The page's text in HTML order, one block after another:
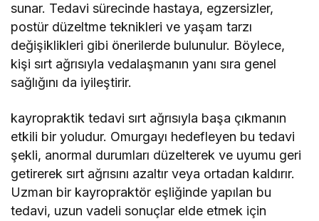
sunar. Tedavi sürecinde hastaya, egzersizler,
postür düzeltme teknikleri ve yaşam tarzı
değişiklikleri gibi önerilerde bulunulur. Böylece,
kişi sırt ağrısıyla vedalaşmanın yanı sıra genel
sağlığını da iyileştirir.
kayropraktik tedavi sırt ağrısıyla başa çıkmanın
etkili bir yoludur. Omurgayı hedefleyen bu tedavi
şekli, anormal durumları düzelterek ve uyumu geri
getirerek sırt ağrısını azaltır veya ortadan kaldırır.
Uzman bir kayropraktör eşliğinde yapılan bu
tedavi, uzun vadeli sonuçlar elde etmek için